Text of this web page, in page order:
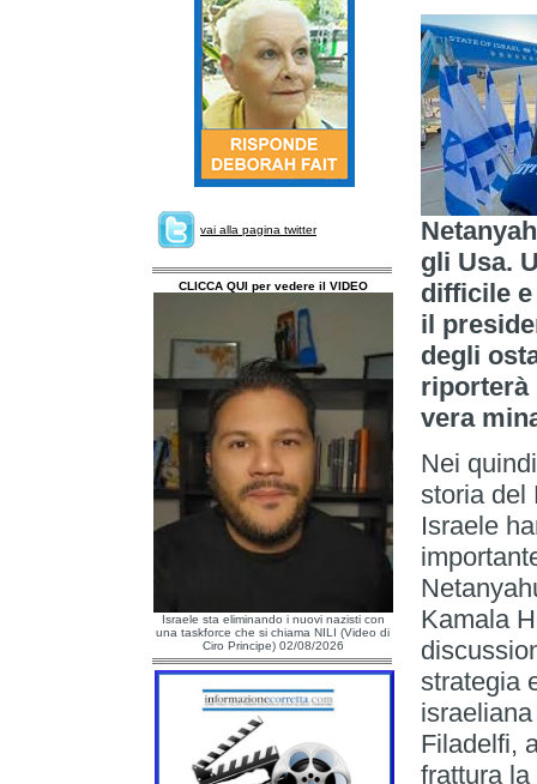
vai alla pagina twitter
CLICCA QUI per vedere il VIDEO
Israele sta eliminando i nuovi nazisti con
una taskforce che si chiama NILI (Video di
Ciro Principe) 02/08/2026
gli Usa.
difficile
il
degli
riporterà
vera
Nei
storia del
Israele
Kamala
strategia
Filadelfi,
frattura